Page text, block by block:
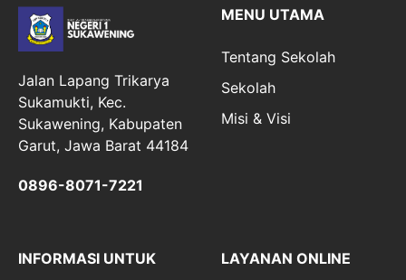
Jalan Lapang Trikarya
Sukamukti, Kec.
Sukawening, Kabupaten
Garut, Jawa Barat 44184
0896-8071-7221
MENU UTAMA
Tentang Sekolah
Sekolah
Misi & Visi
INFORMASI UNTUK LAYANAN ONLINE